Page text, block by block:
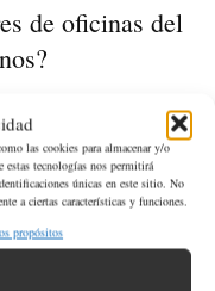
las cookies para almacenar y/o
tecnologías nos permitirá
únicas en este sitio. No
a ciertas características y funciones.
propósitos
de oficinas del
el acceso a los servicios
residentes de
y aquellos con
preocupación